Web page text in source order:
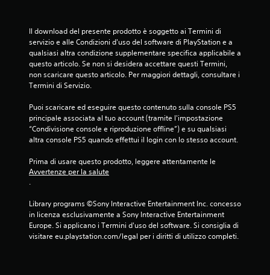
4
6
v
l
u
z
i
Il download del presente prodotto è soggetto ai Termini di
servizio e alle Condizioni d'uso del software di PlayStation e a
qualsiasi altra condizione supplementare specifica applicabile a
questo articolo. Se non si desidera accettare questi Termini,
non scaricare questo articolo. Per maggiori dettagli, consultare i
Termini di Servizio.
Puoi scaricare ed eseguire questo contenuto sulla console PS5
principale associata al tuo account (tramite l'impostazione
“Condivisione console e riproduzione offline”) e su qualsiasi
altra console PS5 quando effettui il login con lo stesso account.
Prima di usare questo prodotto, leggere attentamente le
Avvertenze per la salute
.
Library programs ©Sony Interactive Entertainment Inc. concesso
in licenza esclusivamente a Sony Interactive Entertainment
Europe. Si applicano i Termini d'uso del software. Si consiglia di
visitare eu.playstation.com/legal per i diritti di utilizzo completi.